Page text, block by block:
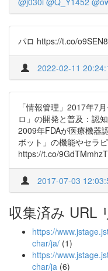
パロ https://t.co/
2022-02-11
「情報管理」2017年7
ロ」の開発と普及：認
2009年FDAが医療機器
ボット」の機能やセラ
https://t.co/
2017-07-03
収集済み URL
https://
char/ja/ (1)
https://
char/ja (6)